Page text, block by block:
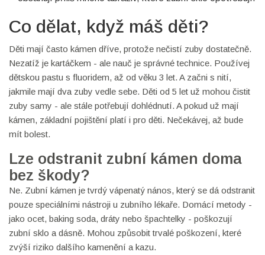
Co dělat, když máš děti?
Děti mají často kámen dříve, protože nečistí zuby dostatečně.
Nezatíž je kartáčkem - ale nauč je správné technice. Používej
dětskou pastu s fluoridem, až od věku 3 let. A začni s nití,
jakmile mají dva zuby vedle sebe. Děti od 5 let už mohou čistit
zuby samy - ale stále potřebují dohlédnutí. A pokud už mají
kámen, základní pojištění platí i pro děti. Nečekávej, až bude
mít bolest.
Lze odstranit zubní kámen doma
bez škody?
Ne. Zubní kámen je tvrdý vápenatý nános, který se dá odstranit
pouze speciálními nástroji u zubního lékaře. Domácí metody -
jako ocet, baking soda, dráty nebo špachtelky - poškozují
zubní sklo a dásně. Mohou způsobit trvalé poškození, které
zvýší riziko dalšího kamenění a kazu.